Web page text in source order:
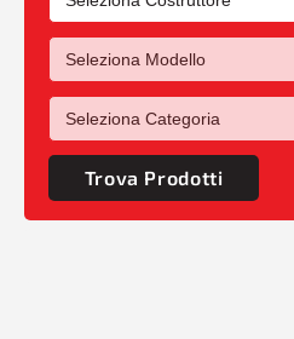
Trova Prodotti